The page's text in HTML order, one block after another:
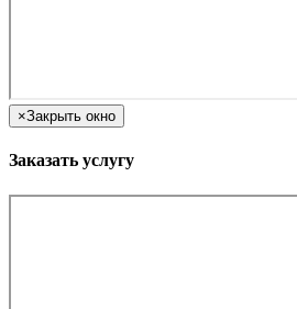
×Закрыть окно
Заказать услугу